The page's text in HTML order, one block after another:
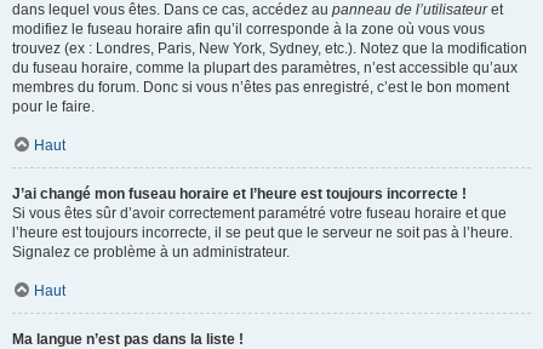
dans lequel vous êtes. Dans ce cas, accédez au panneau de l’utilisateuret
modifiez le fuseau horaire afin qu’il corresponde à la zone où vous vous
trouvez (ex : Londres, Paris, New York, Sydney, etc.). Notez que la modification
du fuseau horaire, comme la plupart des paramètres, n’est accessible qu’aux
membres du forum. Donc si vous n’êtes pas enregistré, c’est le bon moment
pour le faire.
Haut
J’ai changé mon fuseau horaire et l’heure est toujours incorrecte !
Si vous êtes sûr d’avoir correctement paramétré votre fuseau horaire et que
l’heure est toujours incorrecte, il se peut que le serveur ne soit pas à l’heure.
Signalez ce problème à un administrateur.
Haut
Ma langue n’est pas dans la liste !